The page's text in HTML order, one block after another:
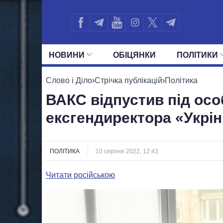
НОВИНИ ОБIЦЯНКИ ПОЛIТИКИ
УСІ ПОЛІТИКИ ПРЕЗИДЕНТ І ОФІС
Слово і Діло›Стрічка публікацій›Політика
ВАКС відпустив під
ексгендиректора
ПОЛІТИКА 10 серпня 2022, 12:43
Читати російською